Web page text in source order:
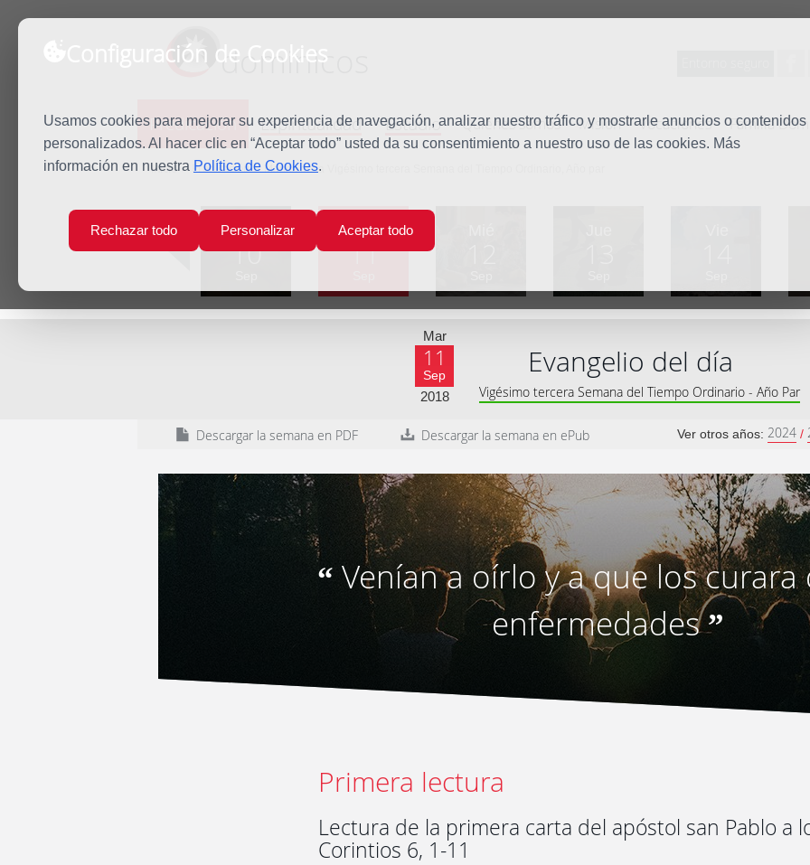
Configuración de Cookies
Usamos cookies para mejorar su experiencia de navegación, analizar nuestro tráfico y mostrarle anuncios o contenidos
personalizados. Al hacer clic en “Aceptar todo” usted da su consentimiento a nuestro uso de las cookies. Más
información en nuestra Política de Cookies.
Rechazar todo Personalizar Aceptar todo
dominicos
Predicación Espiritualidad Estudio Quiénes somos Misión Vocaciones Familia
Inicio Predicación Martes de la Vigésimo tercera Semana del Tiempo Ordinario, Año par
Lun
10
Mar
11
Mar
11
Sep
2018
Evangelio del día
Vigésimo tercera Semana del Tiempo Ordinario - Año Par
Descargar la semana en PDF Descargar la semana en ePub Ver otros años: 2024 /
“ Venían a oírlo y a que los curara
enfermedades”
Primera lectura
Lectura de la primera carta del apóstol san Pablo a
Corintios 6, 1-11